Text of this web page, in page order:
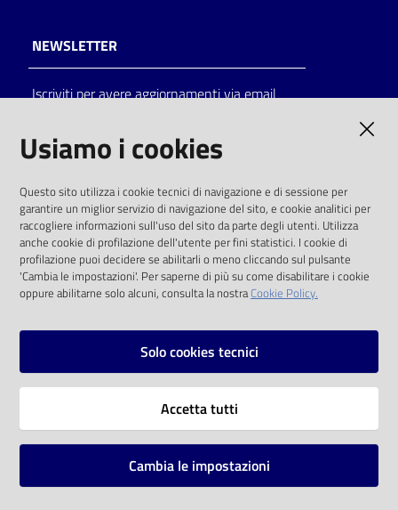
Catalogo
on line
Eventi
Chiedi al
bibliotecario
NEWSLETTER
Iscriviti per avere aggiornamenti via email
solo alle condizioni previste dalla direttiva
comunitaria 2003/98/CE e dal d.lgs. 36/2006
SOCIAL
Instagram
Vai alla pagina
Mappa del sito
Usiamo i cookies
Questo sito utilizza i cookie tecnici di navigazione e di sessione per
garantire un miglior servizio di navigazione del sito, e cookie analitici per
raccogliere informazioni sull'uso del sito da parte degli utenti. Utilizza
anche cookie di profilazione dell'utente per fini statistici. I cookie di
profilazione puoi decidere se abilitarli o meno cliccando sul pulsante
'Cambia le impostazioni'. Per saperne di più su come disabilitare i cookie
oppure abilitarne solo alcuni, consulta la nostraCookie Policy.
Solo cookies tecnici
Accetta tutti
Cambia le impostazioni